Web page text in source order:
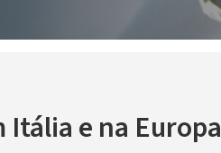
Itália e na Europa